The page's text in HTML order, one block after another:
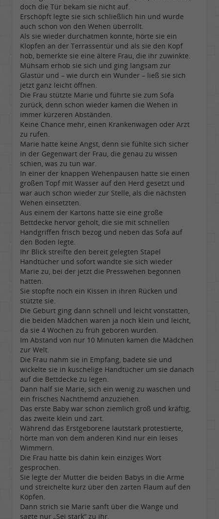
doch die Tür bekam sie nicht auf.
Erschöpft legte sie sich schließlich hin und wurde
auch schon von den Wehen überrollt.
Als sie wieder durchatmen konnte, hörte sie ein
Klopfen an der Terrassentür und als sie den Kopf
hob, bemerkte sie eine ältere Frau, die ihr zuwinkte.
Mühsam erhob sie sich und ging langsam zur
Glastür und – wie durch ein Wunder – ließ sie sich
jetzt ganz leicht öffnen.
Die Frau stützte Marie und führte sie zum Sofa
zurück, denn schon wieder kamen die Wehen in
immer kürzeren Abständen.
Keine Chance mehr, einen Krankenwagen oder Arzt
zu rufen.
Marie hatte keine Angst, denn sie fühlte sich sicher
in der Gegenwart der Frau, die genau zu wissen
schien, was zu tun war.
In einer der knappen Wehenpausen hatte sie einen
großen Topf mit Wasser auf den Herd gesetzt und
war auch schon wieder zur Stelle, als die nächsten
Wehen einsetzten.
Aus einem der Kartons hatte sie eine große
Bettdecke hervor geholt, die sie mit schnellen
Handgriffen frisch bezog und neben das Sofa auf
den Boden legte.
Ihr Blick streifte den bereit gelegten Stapel
Handtücher und sofort wandte sie sich wieder
Marie zu, bei der jetzt die Presswehen begonnen
hatten.
Sie stopfte noch ein Kissen in ihren Rücken und
stützte sie.
Die Geburt ging dann schnell und leicht vonstatten,
die beiden Mädchen waren ja noch klein und leicht,
da sie 4 Wochen zu früh geboren wurden.
Im Abstand von nur 10 Minuten kamen die Mädchen
zur Welt.
Die Frau nahm sie in Empfang, badete sie und
wickelte sie in kuschelige Handtücher um sie danach
auf die Bettdecke zu legen.
Dann half sie Marie, sich ein wenig zu waschen und
ein frisches Nachthemd anzuziehen.
Das erste Baby war schon ziemlich groß und kräftig,
das zweite klein und zart.
Während das Erstgeborene lautstark protestierte,
hörte man von dem anderen Kind nur ein leises
Wimmern.
Die Frau hatte bis dahin kein einziges Wort
gesprochen.
Sie legte der Mutter die beiden Babys in die Arme
und streichelte kurz über den zarten Flaum auf den
Köpfen.
Dann strich sie Marie sanft über die Wange und
sagte nur „Sei stark“ zu ihr.